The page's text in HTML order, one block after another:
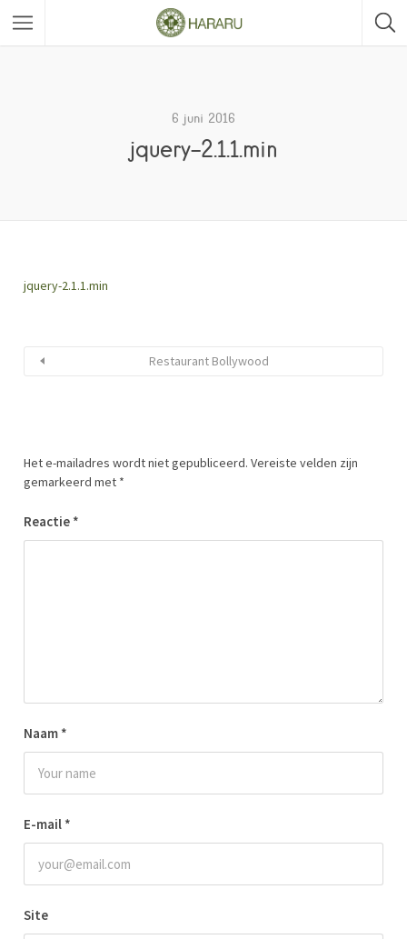
6 juni 2016
jquery-2.1.1.min
jquery-2.1.1.min
Restaurant Bollywood
Het e-mailadres wordt niet gepubliceerd. Vereiste velden zijn
gemarkeerd met *
Reactie *
Naam *
E-mail *
Site